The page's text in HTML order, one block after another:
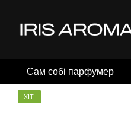
Сам собі парфумер
ХІТ